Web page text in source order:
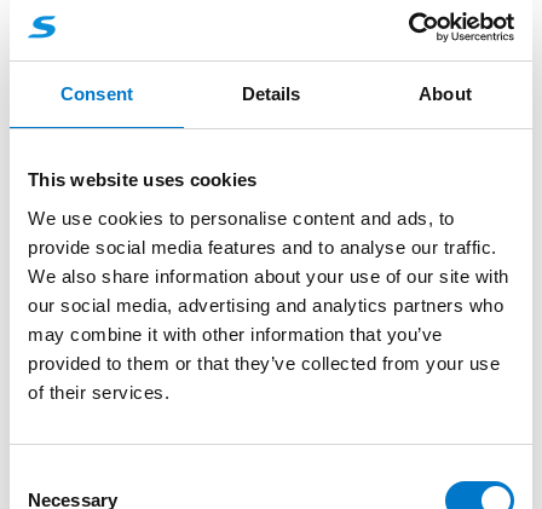
Consent Details About
This website uses cookies
We use cookies to personalise content and ads, to
provide social media features and to analyse our traffic.
We also share information about your use of our site with
our social media, advertising and analytics partners who
may combine it with other information that you’ve
provided to them or that they’ve collected from your use
of their services.
Necessary
Anforderungen
Die MS-350 wird nach Ihren individuellen
Anforderungen konfiguriert. Wir setzen Ihre logischen
Fähigkeit, den Lastausgang zu überwachen und
Geschwindigkeitssignale zu verarbeiten, bietet die MS-
350 eine unübertroffene Kontrolle und Funktionalität,
die speziell auf Ihre Bedürfnisse zugeschnitten ist.
Nahtlose Integration und maximale
Kompatibilität
Unsere MS-350 unterstützt verschiedene BUS-
kann sie direkt bei verschiedenen Bus-Systemen